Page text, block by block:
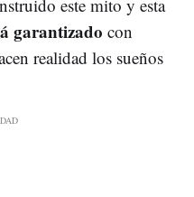
este mito y esta
garantizado con
realidad los sueños